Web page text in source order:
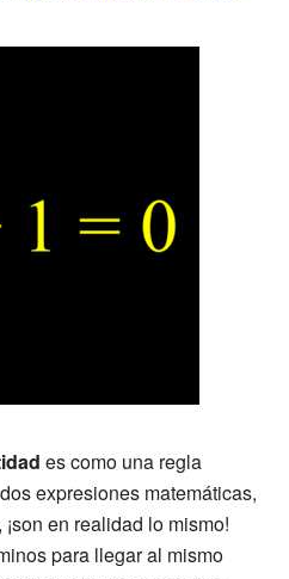
es como una regla
expresiones matemáticas,
en realidad lo mismo!
para llegar al mismo